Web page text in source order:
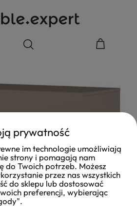
prywatność
im technologie umożliwiają
strony i pomagają nam
do Twoich potrzeb. Możesz
przez nas wszystkich
do sklepu lub dostosować
preferencji, wybierając